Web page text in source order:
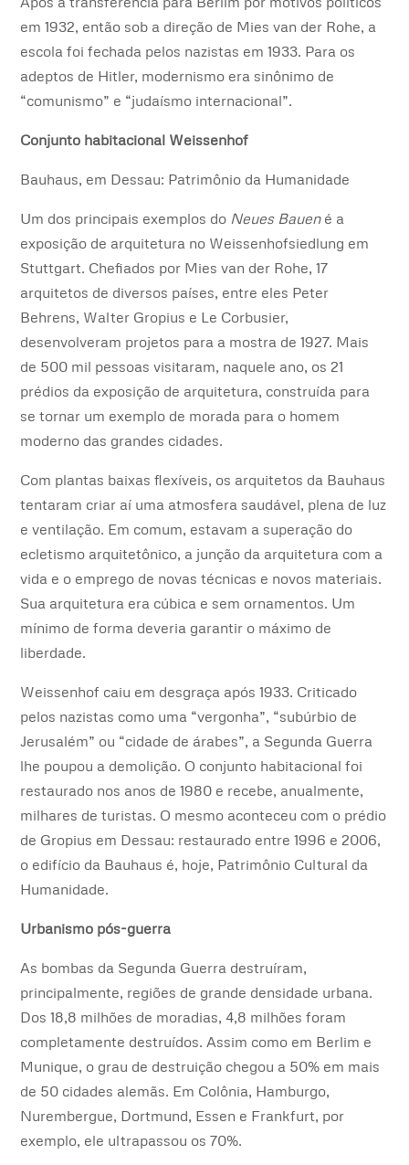
em 1932, então sob a direção de Mies van der Rohe, a
escola foi fechada pelos nazistas em 1933. Para os
adeptos de Hitler, modernismo era sinônimo de
“comunismo” e “judaísmo internacional”.
Conjunto habitacional Weissenhof
Bauhaus, em Dessau: Patrimônio da Humanidade
Um dos principais exemplos do Neues Bauen é a
exposição de arquitetura no Weissenhofsiedlung em
Stuttgart. Chefiados por Mies van der Rohe, 17
arquitetos de diversos países, entre eles Peter
Behrens, Walter Gropius e Le Corbusier,
desenvolveram projetos para a mostra de 1927. Mais
de 500 mil pessoas visitaram, naquele ano, os 21
prédios da exposição de arquitetura, construída para
se tornar um exemplo de morada para o homem
moderno das grandes cidades.
Com plantas baixas flexíveis, os arquitetos da Bauhaus
tentaram criar aí uma atmosfera saudável, plena de luz
e ventilação. Em comum, estavam a superação do
ecletismo arquitetônico, a junção da arquitetura com a
vida e o emprego de novas técnicas e novos materiais.
Sua arquitetura era cúbica e sem ornamentos. Um
mínimo de forma deveria garantir o máximo de
liberdade.
Weissenhof caiu em desgraça após 1933. Criticado
pelos nazistas como uma “vergonha”, “subúrbio de
Jerusalém” ou “cidade de árabes”, a Segunda Guerra
lhe poupou a demolição. O conjunto habitacional foi
restaurado nos anos de 1980 e recebe, anualmente,
milhares de turistas. O mesmo aconteceu com o prédio
de Gropius em Dessau: restaurado entre 1996 e 2006,
o edifício da Bauhaus é, hoje, Patrimônio Cultural da
Humanidade.
Urbanismo pós-guerra
As bombas da Segunda Guerra destruíram,
principalmente, regiões de grande densidade urbana.
Dos 18,8 milhões de moradias, 4,8 milhões foram
completamente destruídos. Assim como em Berlim e
Munique, o grau de destruição chegou a 50% em mais
de 50 cidades alemãs. Em Colônia, Hamburgo,
Nurembergue, Dortmund, Essen e Frankfurt, por
exemplo, ele ultrapassou os 70%.